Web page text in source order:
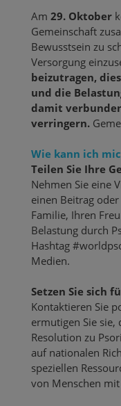
Am 29. Oktober
Gemeinschaft
Bewusstsein zu
Versorgung
beizutragen,
und die
damit
verringern.
Wie kann ich
Teilen Sie Ihre
Nehmen Sie eine
einen Beitrag
Familie, Ihren
Belastung durch
Hashtag
Medien.
Setzen Sie sich
Kontaktieren Sie
ermutigen Sie sie,
Resolution zu
auf nationalen
speziellen
von Menschen